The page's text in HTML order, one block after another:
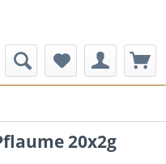
20x2g